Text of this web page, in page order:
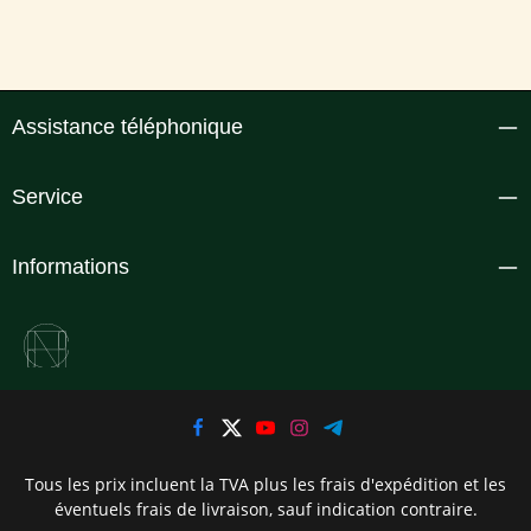
Assistance téléphonique
Service
Informations
Tous les prix incluent la TVA plus les frais d'expédition et les
éventuels frais de livraison, sauf indication contraire.